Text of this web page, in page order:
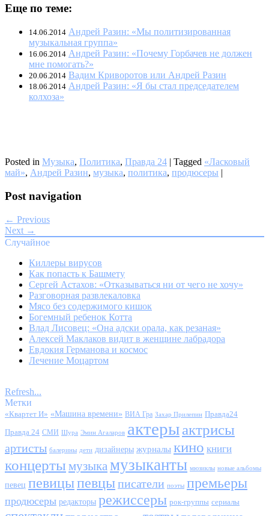
Еще по теме:
14.06.2014 Андрей Разин: «Мы политизированная
музыкальная группа»
16.06.2014 Андрей Разин: «Почему Горбачев не должен
мне помогать?»
20.06.2014 Вадим Криворотов или Андрей Разин
18.06.2014 Андрей Разин: «Я бы стал председателем
колхоза»
Posted in Музыка, Политика, Правда 24 | Tagged «Ласковый
май», Андрей Разин, музыка, политика, продюсеры |
Post navigation
← Previous
Next →
Случайное
Киллеры вирусов
Как попасть к Башмету
Сергей Астахов: «Отказываться ни от чего не хочу»
Разговорная развлекаловка
Мясо без содержимого кишок
Богемный ребенок Котта
Влад Лисовец: «Она адски орала, как резаная»
Алексей Маклаков видит в женщине лабрадора
Евдокия Германова и космос
Лечение Моцартом
Refresh...
Метки
«Квартет И» «Машина времени» ВИА Гра Захар Прилепин Правда24
Правда 24 СМИ Шура Эмин Агаларов актерыактрисы
артисты балерины дети дизайнеры журналы кино книги
концерты музыка музыканты мюзиклы новые альбомы
певец певицыпевцыписатели поэты премьеры
продюсеры редакторы режиссеры рок-группы сериалы